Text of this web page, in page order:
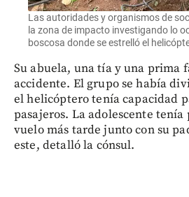
Las autoridades y organismos de
la zona de impacto investigando lo
boscosa donde se estrelló el
Su abuela, una tía y una prima
accidente. El grupo se había
el helicóptero tenía capacidad
pasajeros. La adolescente
vuelo más tarde junto con su
este, detalló la cónsul.